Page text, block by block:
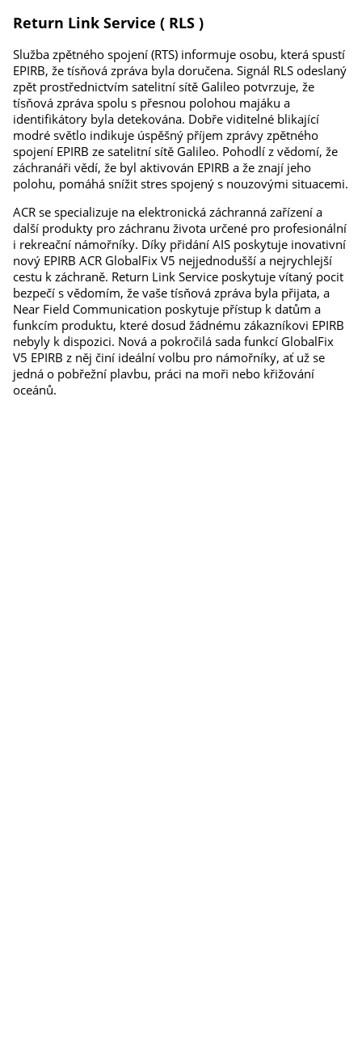
Return Link Service ( RLS )
Služba zpětného spojení (RTS) informuje osobu, která spustí
EPIRB, že tísňová zpráva byla doručena. Signál RLS odeslaný
zpět prostřednictvím satelitní sítě Galileo potvrzuje, že
tísňová zpráva spolu s přesnou polohou majáku a
identifikátory byla detekována. Dobře viditelné blikající
modré světlo indikuje úspěšný příjem zprávy zpětného
spojení EPIRB ze satelitní sítě Galileo. Pohodlí z vědomí, že
záchranáři vědí, že byl aktivován EPIRB a že znají jeho
polohu, pomáhá snížit stres spojený s nouzovými situacemi.
ACR se specializuje na elektronická záchranná zařízení a
další produkty pro záchranu života určené pro profesionální
i rekreační námořníky. Díky přidání AIS poskytuje inovativní
nový EPIRB ACR GlobalFix V5 nejjednodušší a nejrychlejší
cestu k záchraně. Return Link Service poskytuje vítaný pocit
bezpečí s vědomím, že vaše tísňová zpráva byla přijata, a
Near Field Communication poskytuje přístup k datům a
funkcím produktu, které dosud žádnému zákazníkovi EPIRB
nebyly k dispozici. Nová a pokročilá sada funkcí GlobalFix
V5 EPIRB z něj činí ideální volbu pro námořníky, ať už se
jedná o pobřežní plavbu, práci na moři nebo křižování
oceánů.